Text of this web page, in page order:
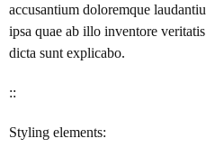
accusantium doloremque
ipsa quae ab illo inventore
dicta sunt explicabo.
::
Styling elements: